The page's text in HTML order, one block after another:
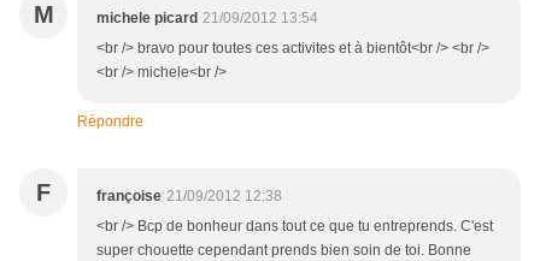
M michele picard 21/09/2012 13:54
<br /> bravo pour toutes ces activites et à bientôt<br /> <br />
<br /> michele<br />
Répondre
F françoise 21/09/2012 12:38
<br /> Bcp de bonheur dans tout ce que tu entreprends. C'est
super chouette cependant prends bien soin de toi. Bonne